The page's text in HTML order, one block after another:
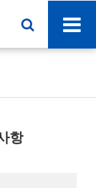
항